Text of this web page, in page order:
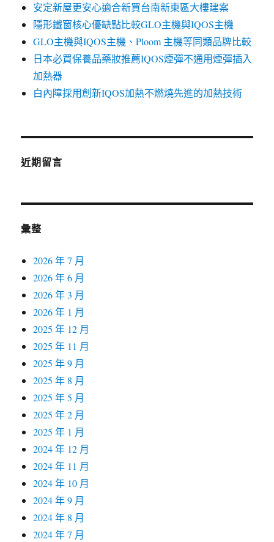
安定新屋更安心適合新買台南新東區大樓建案
隱形鐵窗核心優缺點比較GLO主機與IQOS主機
GLO主機與IQOS主機、Ploom 主機等同類品牌比較
日本必買保養品藥妝推薦IQOS煙彈不通用煙彈插入
加熱器
白內障採用創新IQOS加熱不燃燒先進的加熱技術
近期留言
彙整
2026 年 7 月
2026 年 6 月
2026 年 3 月
2026 年 1 月
2025 年 12 月
2025 年 11 月
2025 年 9 月
2025 年 8 月
2025 年 5 月
2025 年 2 月
2025 年 1 月
2024 年 12 月
2024 年 11 月
2024 年 10 月
2024 年 9 月
2024 年 8 月
2024 年 7 月